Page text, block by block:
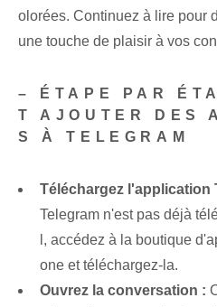
olorées. Continuez à lire pour
une touche de plaisir à vos
– ÉTAPE PAR
T AJOUTER DES
S À TELEGRAM
Téléchargez l'application
Telegram n'est pas déjà
l, accédez à la boutique
one et téléchargez-la.
Ouvrez la conversation :